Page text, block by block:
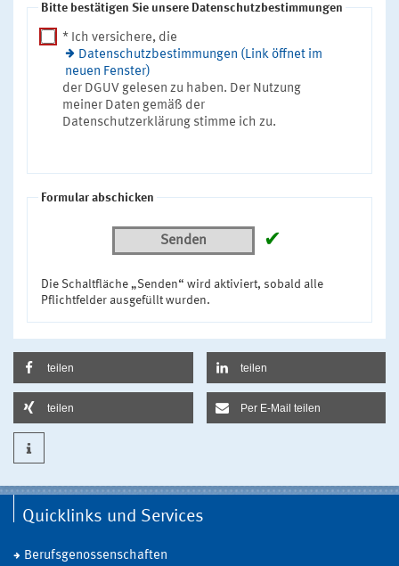
Bitte bestätigen Sie unsere Datenschutzbestimmungen
* Ich versichere, die
Datenschutzbestimmungen (Link öffnet im
neuen Fenster)
der DGUV gelesen zu haben. Der Nutzung
meiner Daten gemäß der
Datenschutzerklärung stimme ich zu.
Formular abschicken
Senden ✔
Die Schaltfläche „Senden“ wird aktiviert, sobald alle
Pflichtfelder ausgefüllt wurden.
teilen teilen
teilen Per E-Mail teilen
Quicklinks und Services
Berufsgenossenschaften